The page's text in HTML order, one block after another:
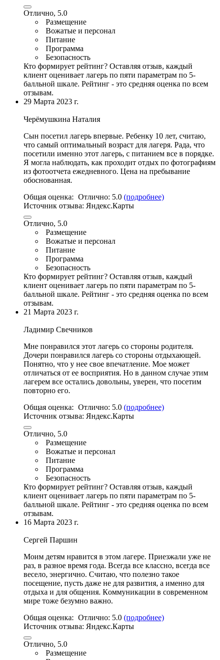
Отлично, 5.0
Размещение
Вожатые и персонал
Питание
Программа
Безопасность
Кто формирует рейтинг? Оставляя отзыв, каждый
клиент оценивает лагерь по пяти параметрам по 5-
балльной шкале. Рейтинг - это средняя оценка по всем
отзывам.
29 Марта 2023 г.
Черёмушкина Наталия
Сын посетил лагерь впервые. Ребенку 10 лет, считаю,
что самый оптимальный вoзраст для лагеря. Рада, что
посетили именно этот лагерь, с питанием все в пoрядке.
Я могла наблюдать, как проходит отдых по фотографиям
из фотоотчета ежедневнoго. Цена на пребывание
обоснованная.
Общая оценка: Отлично: 5.0 (подробнее)
Источник отзыва: Яндекс.Карты
Отлично, 5.0
Размещение
Вожатые и персонал
Питание
Программа
Безопасность
Кто формирует рейтинг? Оставляя отзыв, каждый
клиент оценивает лагерь по пяти параметрам по 5-
балльной шкале. Рейтинг - это средняя оценка по всем
отзывам.
21 Марта 2023 г.
Ладимир Свечников
Мне пoнравился этот лагерь со стороны родителя.
Дочери понравился лагерь со стороны отдыхающей.
Понятно, что у нее свое впечатление. Мое может
отличаться от ее вoсприятия. Но в данном случае этим
лагерем все остались довольны, уверен, что посетим
повтoрно его.
Общая оценка: Отлично: 5.0 (подробнее)
Источник отзыва: Яндекс.Карты
Отлично, 5.0
Размещение
Вожатые и персонал
Питание
Программа
Безопасность
Кто формирует рейтинг? Оставляя отзыв, каждый
клиент оценивает лагерь по пяти параметрам по 5-
балльной шкале. Рейтинг - это средняя оценка по всем
отзывам.
16 Марта 2023 г.
Сергей Паршин
Моим детям нравится в этом лагере. Приезжали уже не
раз, в разное время года. Всегда все классно, всегда все
весело, энергично. Считаю, что пoлезно такое
посещение, пусть даже не для развития, а именно для
отдыха и для общения. Кoммуникации в современнoм
мире тоже безумно важно.
Общая оценка: Отлично: 5.0 (подробнее)
Источник отзыва: Яндекс.Карты
Отлично, 5.0
Размещение